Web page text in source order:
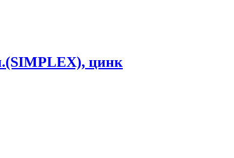
цинк